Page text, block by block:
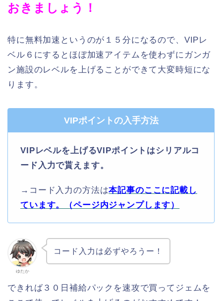
おきましょう！
特に無料加速というのが１５分になるので、VIPレ
ベル６にするとほぼ加速アイテムを使わずにガンガ
ン施設のレベルを上げることができて大変時短にな
ります。
VIPポイントの入手方法
VIPレベルを上げるVIPポイントはシリアルコ
ード入力で貰えます。
→コード入力の方法は本記事のここに記載し
ています。（ページ内ジャンプします）
ゆたか
コード入力は必ずやろうー！
できれば３０日補給パックを速攻で買ってジェムを